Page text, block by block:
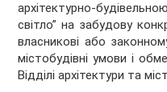
архітектурно-
світло” на забудову
власникові або
містобудівні умови і
Відділі архітектури та